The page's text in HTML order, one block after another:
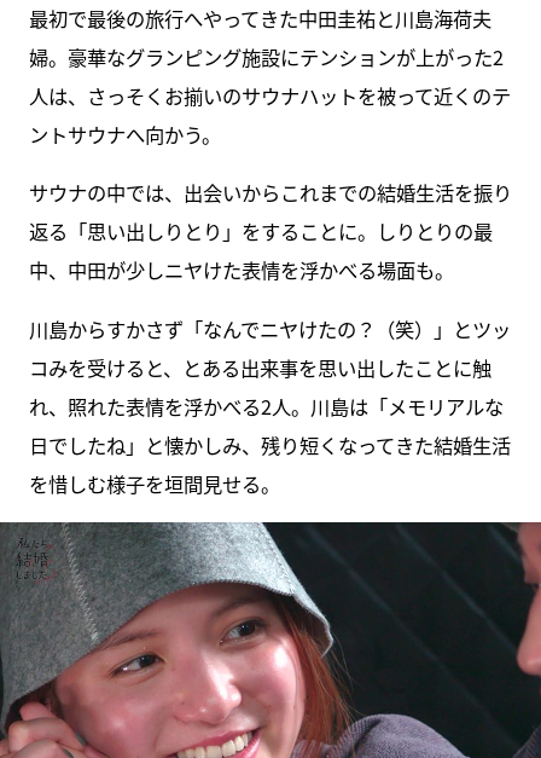
最初で最後の旅行へやってきた中田圭祐と川島海荷夫
婦。豪華なグランピング施設にテンションが上がった2
人は、さっそくお揃いのサウナハットを被って近くのテ
ントサウナへ向かう。
サウナの中では、出会いからこれまでの結婚生活を振り
返る「思い出しりとり」をすることに。しりとりの最
中、中田が少しニヤけた表情を浮かべる場面も。
川島からすかさず「なんでニヤけたの？（笑）」とツッ
コみを受けると、とある出来事を思い出したことに触
れ、照れた表情を浮かべる2人。川島は「メモリアルな
日でしたね」と懐かしみ、残り短くなってきた結婚生活
を惜しむ様子を垣間見せる。